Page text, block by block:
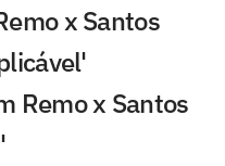
x Santos
Remo x Santos